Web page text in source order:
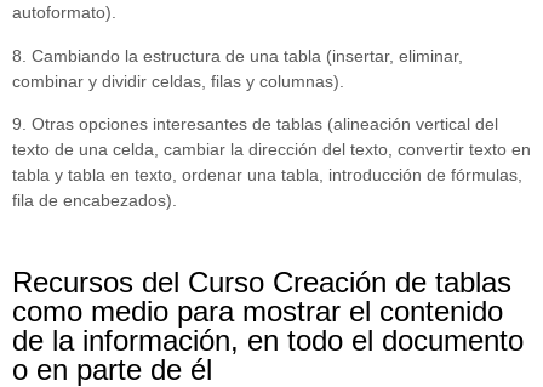
autoformato).
8. Cambiando la estructura de una tabla (insertar, eliminar,
combinar y dividir celdas, filas y columnas).
9. Otras opciones interesantes de tablas (alineación vertical del
texto de una celda, cambiar la dirección del texto, convertir texto en
tabla y tabla en texto, ordenar una tabla, introducción de fórmulas,
fila de encabezados).
Recursos del Curso Creación de tablas
como medio para mostrar el contenido
de la información, en todo el documento
o en parte de él